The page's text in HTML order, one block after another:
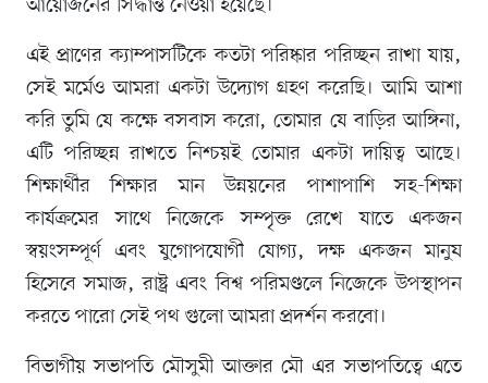
আয়োজনের সিদ্ধান্ত নেওয়া হয়েছে।
এই প্রাণের ক্যাম্পাসটিকে কতটা পরিষ্কার পরিচ্ছন রাখা যায়,
সেই মর্মেও আমরা একটা উদ্যোগ গ্রহণ করেছি। আমি আশা
করি তুমি যে কক্ষে বসবাস করো, তোমার যে বাড়ির আঙ্গিনা,
এটি পরিচ্ছন্ন রাখতে নিশ্চয়ই তোমার একটা দায়িত্ব আছে।
শিক্ষার্থীর শিক্ষার মান উন্নয়নের পাশাপাশি সহ-শিক্ষা
কার্যক্রমের সাথে নিজেকে সম্পৃক্ত রেখে যাতে একজন
স্বয়ংসম্পূর্ণ এবং যুগোপযোগী যোগ্য, দক্ষ একজন মানুষ
হিসেবে সমাজ, রাষ্ট্র এবং বিশ্ব পরিমণ্ডলে নিজেকে উপস্থাপন
করতে পারো সেই পথ গুলো আমরা প্রদর্শন করবো।
বিভাগীয় সভাপতি মৌসুমী আক্তার মৌ এর সভাপতিত্বে এতে